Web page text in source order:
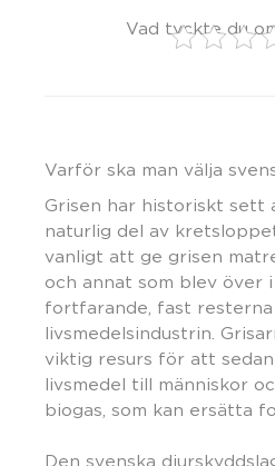
Vad tyckte du
Varför ska man välja
Grisen har historiskt sett
naturlig del av
vanligt att ge grisen
och annat som blev över
fortfarande, fast
livsmedelsindustrin.
viktig resurs för att sedan
livsmedel till människor
biogas, som kan ersätta
Den svenska